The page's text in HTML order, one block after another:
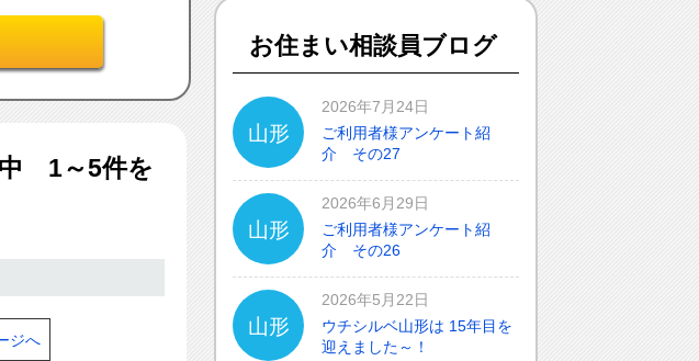
1～5件を
ジへ
お住まい相談員ブログ
山形
2026年7月24日
ご利用者様アンケート紹
介 その27
山形
2026年6月29日
ご利用者様アンケート紹
介 その26
山形
2026年5月22日
ウチシルベ山形は 15年目を
迎えました～！